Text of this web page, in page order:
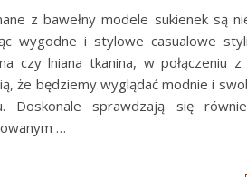
z bawełny modele sukienek są
wygodne i stylowe casualowe
czy lniana tkanina, w połączeniu
że będziemy wyglądać modnie i
Doskonale sprawdzają się
…